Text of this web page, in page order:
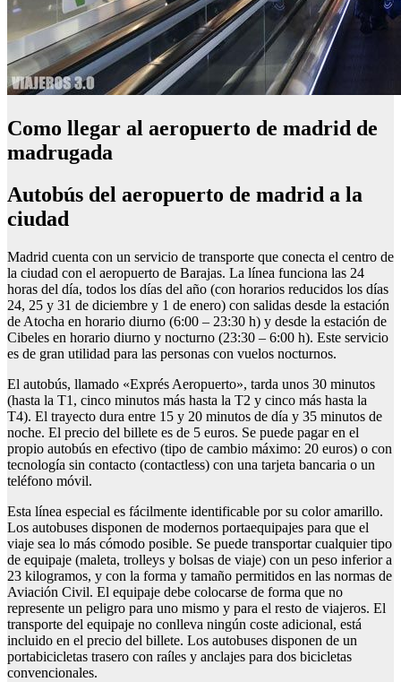
Como llegar al aeropuerto de madrid de
madrugada
Autobús del aeropuerto de madrid a la
ciudad
Madrid cuenta con un servicio de transporte que conecta el centro de
la ciudad con el aeropuerto de Barajas. La línea funciona las 24
horas del día, todos los días del año (con horarios reducidos los días
24, 25 y 31 de diciembre y 1 de enero) con salidas desde la estación
de Atocha en horario diurno (6:00 – 23:30 h) y desde la estación de
Cibeles en horario diurno y nocturno (23:30 – 6:00 h). Este servicio
es de gran utilidad para las personas con vuelos nocturnos.
El autobús, llamado «Exprés Aeropuerto», tarda unos 30 minutos
(hasta la T1, cinco minutos más hasta la T2 y cinco más hasta la
T4). El trayecto dura entre 15 y 20 minutos de día y 35 minutos de
noche. El precio del billete es de 5 euros. Se puede pagar en el
propio autobús en efectivo (tipo de cambio máximo: 20 euros) o con
tecnología sin contacto (contactless) con una tarjeta bancaria o un
teléfono móvil.
Esta línea especial es fácilmente identificable por su color amarillo.
Los autobuses disponen de modernos portaequipajes para que el
viaje sea lo más cómodo posible. Se puede transportar cualquier tipo
de equipaje (maleta, trolleys y bolsas de viaje) con un peso inferior a
23 kilogramos, y con la forma y tamaño permitidos en las normas de
Aviación Civil. El equipaje debe colocarse de forma que no
represente un peligro para uno mismo y para el resto de viajeros. El
transporte del equipaje no conlleva ningún coste adicional, está
incluido en el precio del billete. Los autobuses disponen de un
portabicicletas trasero con raíles y anclajes para dos bicicletas
convencionales.